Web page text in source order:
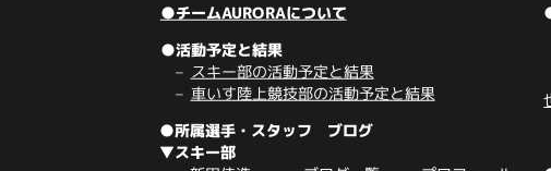
●チームAURORAについて
●活動予定と結果
スキー部の活動予定と結果
車いす陸上競技部の活動予定と結果
●所属選手・スタッフ ブログ
▼スキー部